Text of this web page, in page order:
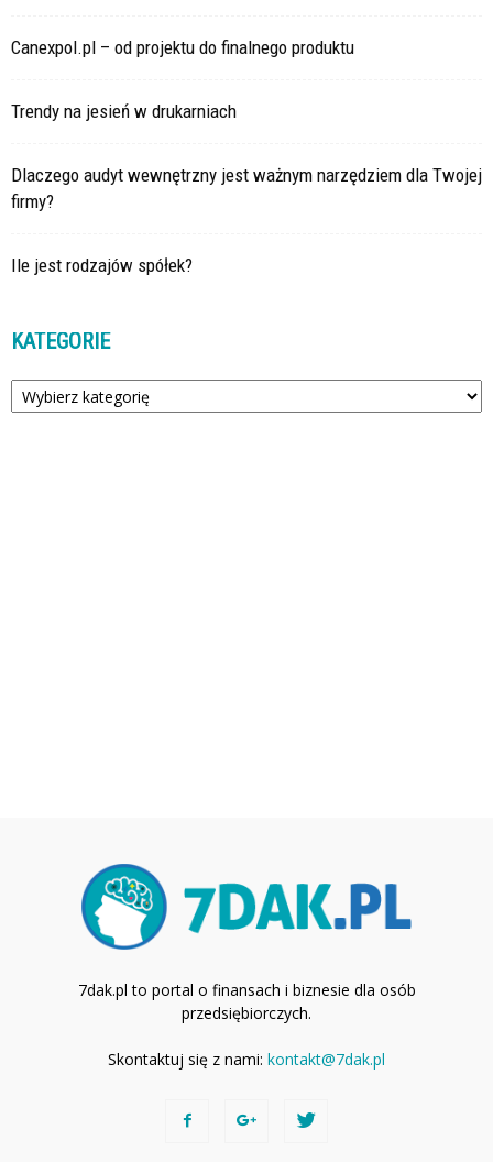
Canexpol.pl – od projektu do finalnego produktu
Trendy na jesień w drukarniach
Dlaczego audyt wewnętrzny jest ważnym narzędziem dla Twojej
firmy?
Ile jest rodzajów spółek?
KATEGORIE
Kategorie
7dak.pl to portal o finansach i biznesie dla osób
przedsiębiorczych.
Skontaktuj się z nami: kontakt@7dak.pl